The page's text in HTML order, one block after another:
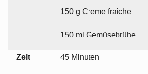
150 g Creme fraiche
150 ml Gemüsebrühe
Zeit 45 Minuten